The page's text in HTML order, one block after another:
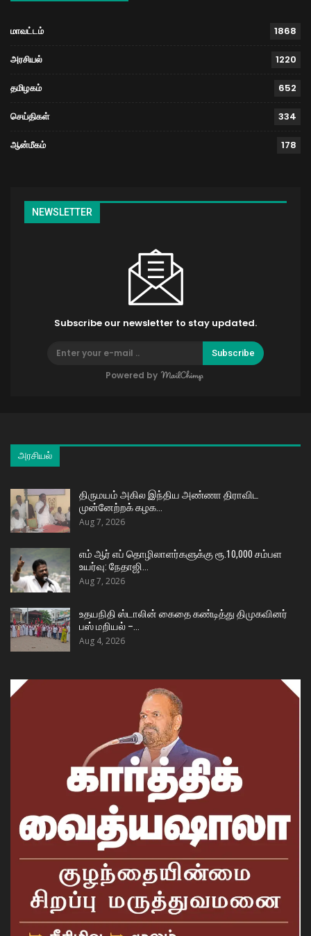
மாவட்டம் 1868
அரசியல் 1220
தமிழகம் 652
செய்திகள் 334
ஆன்மீகம் 178
NEWSLETTER
Subscribe our newsletter to stay updated.
Subscribe
Powered by
அரசியல்
திருமயம் அகில இந்திய அண்ணா திராவிட
முன்னேற்றக் கழக…
Aug 7, 2026
எம் ஆர் எப் தொழிலாளர்களுக்கு ரூ.10,000 சம்பள
உயர்வு: நேதாஜி…
Aug 7, 2026
உதயநிதி ஸ்டாலின் கைதை கண்டித்து திமுகவினர்
பஸ் மறியல் –…
Aug 4, 2026